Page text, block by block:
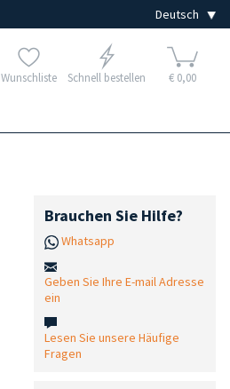
Wunschliste Schnell bestellen € 0,00
Brauchen Sie Hilfe?
Whatsapp
Geben Sie Ihre E-mail Adresse
ein
Lesen Sie unsere Häufige
Fragen